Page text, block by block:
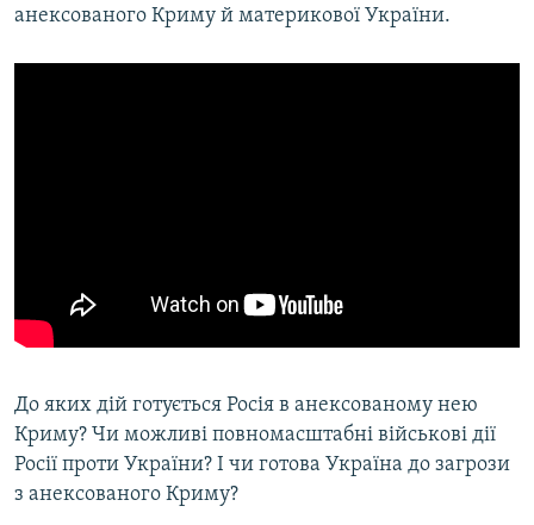
анексованого Криму й материкової України.
До яких дій готується Росія в анексованому нею
Криму? Чи можливі повномасштабні військові дії
Росії проти України? І чи готова Україна до загрози
з анексованого Криму?